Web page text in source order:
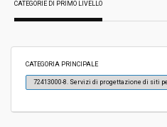
Data pubblicazione:
CATEGORIE DI PRIMO LIVELLO
CATEGORIA PRINCIPALE
72413000-8. Servizi di progettazione di siti